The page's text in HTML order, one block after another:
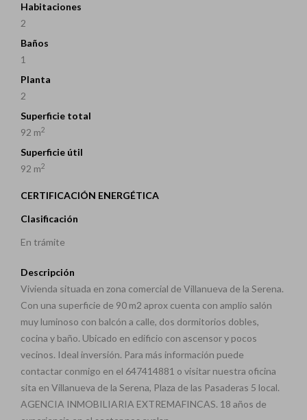
Habitaciones
2
Baños
1
Planta
2
Superficie total
92 m2
Superficie útil
92 m2
CERTIFICACIÓN ENERGÉTICA
Clasificación
En trámite
Descripción
Vivienda situada en zona comercial de Villanueva de la Serena.
Con una superficie de 90 m2 aprox cuenta con amplio salón
muy luminoso con balcón a calle, dos dormitorios dobles,
cocina y baño. Ubicado en edificio con ascensor y pocos
vecinos. Ideal inversión. Para más información puede
contactar conmigo en el 647414881 o visitar nuestra oficina
sita en Villanueva de la Serena, Plaza de las Pasaderas 5 local.
AGENCIA INMOBILIARIA EXTREMAFINCAS. 18 años de